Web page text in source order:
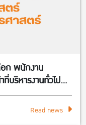
อก พนักงาน
บริหารงานทั่วไป
ชาติ คณะ
Read news